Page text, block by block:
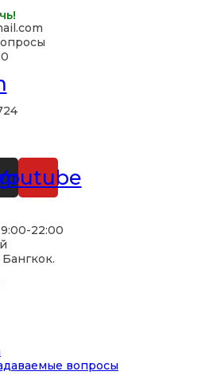
22:00
вопросы